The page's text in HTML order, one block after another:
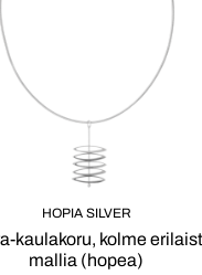
HOPIA SILVER
kaulakoru, kolme
mallia (hopea)